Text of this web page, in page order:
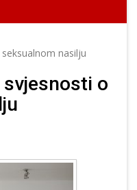
nasilju
svjesnosti o